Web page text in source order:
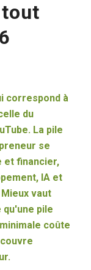
correspond à
du
La pile
se
et financier,
IA et
vaut
pile
coûte